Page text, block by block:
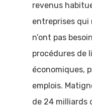
revenus
entreprises qui
n’ont pas
procédures de
économiques,
emplois.
de 24 milliards